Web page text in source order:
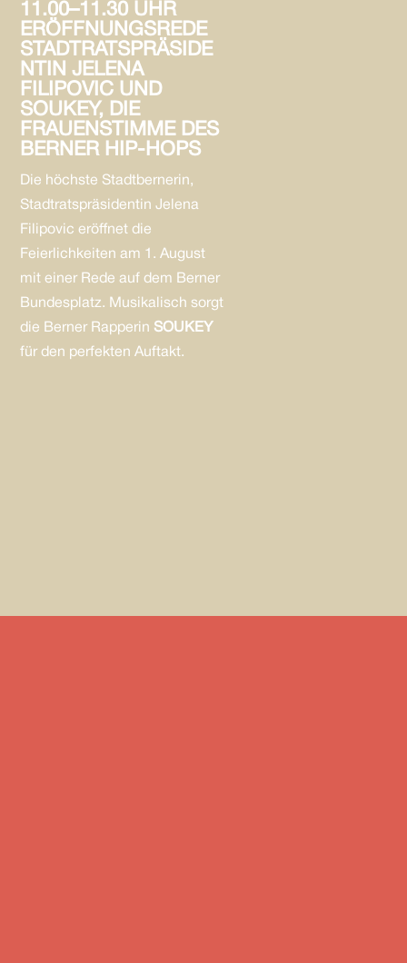
11.00–11.30 UHR
ERÖFFNUNGSREDE
STADTRATSPRÄSIDE
NTIN JELENA
FILIPOVIC UND
SOUKEY, DIE
FRAUENSTIMME DES
BERNER HIP-HOPS
Die höchste Stadtbernerin,
Stadtratspräsidentin Jelena
Filipovic eröffnet die
Feierlichkeiten am 1. August
mit einer Rede auf dem Berner
Bundesplatz. Musikalisch sorgt
die Berner Rapperin SOUKEY
für den perfekten Auftakt.